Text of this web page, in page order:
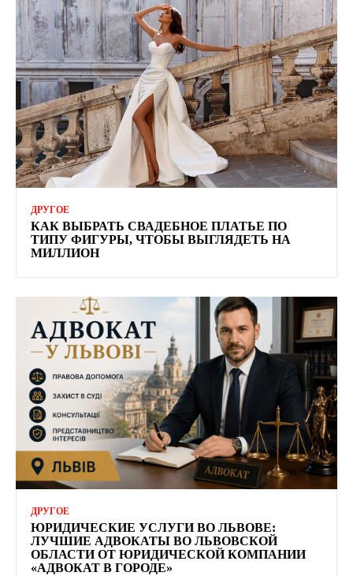
ДРУГОЕ
КАК ВЫБРАТЬ СВАДЕБНОЕ ПЛАТЬЕ ПО
ТИПУ ФИГУРЫ, ЧТОБЫ ВЫГЛЯДЕТЬ НА
МИЛЛИОН
ДРУГОЕ
ЮРИДИЧЕСКИЕ УСЛУГИ ВО ЛЬВОВЕ:
ЛУЧШИЕ АДВОКАТЫ ВО ЛЬВОВСКОЙ
ОБЛАСТИ ОТ ЮРИДИЧЕСКОЙ КОМПАНИИ
«АДВОКАТ В ГОРОДЕ»